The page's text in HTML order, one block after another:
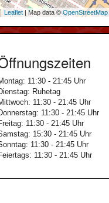
Leaflet| Map data ©OpenStreetMap
11:30 - 21:45 Uhr
Ruhetag
11:30 - 21:45 Uhr
11:30 - 21:45 Uhr
11:30 - 21:45 Uhr
15:30 - 21:45 Uhr
11:30 - 21:45 Uhr
11:30 - 21:45 Uhr